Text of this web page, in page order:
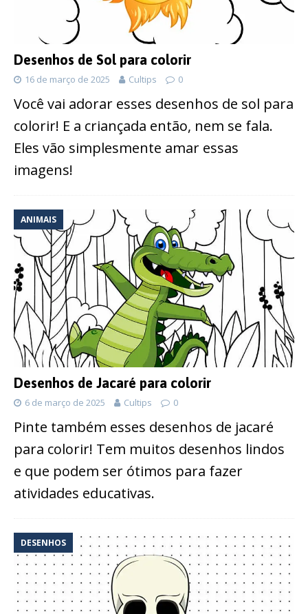
Desenhos de Sol para colorir
16 de março de 2025 Cultips 0
Você vai adorar esses desenhos de sol para
colorir! E a criançada então, nem se fala.
Eles vão simplesmente amar essas
imagens!
ANIMAIS
Desenhos de Jacaré para colorir
6 de março de 2025 Cultips 0
Pinte também esses desenhos de jacaré
para colorir! Tem muitos desenhos lindos
e que podem ser ótimos para fazer
atividades educativas.
DESENHOS